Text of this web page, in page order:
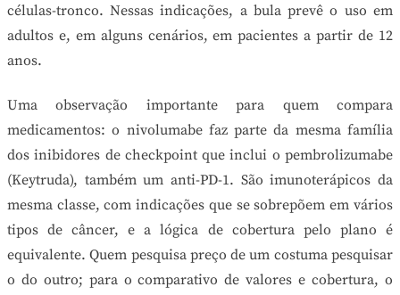
células-tronco. Nessas indicações, a bula prevê o uso em
adultos e, em alguns cenários, em pacientes a partir de 12
anos.
Uma observação importante para quem compara
medicamentos: o nivolumabe faz parte da mesma família
dos inibidores de checkpoint que inclui o pembrolizumabe
(Keytruda), também um anti-PD-1. São imunoterápicos da
mesma classe, com indicações que se sobrepõem em vários
tipos de câncer, e a lógica de cobertura pelo plano é
equivalente. Quem pesquisa preço de um costuma pesquisar
o do outro; para o comparativo de valores e cobertura, o